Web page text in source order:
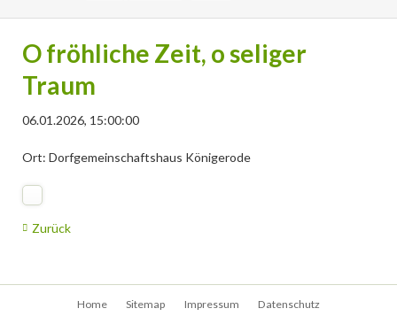
O fröhliche Zeit, o seliger
Traum
06.01.2026, 15:00:00
Ort: Dorfgemeinschaftshaus Königerode
Zurück
Home Sitemap Impressum Datenschutz